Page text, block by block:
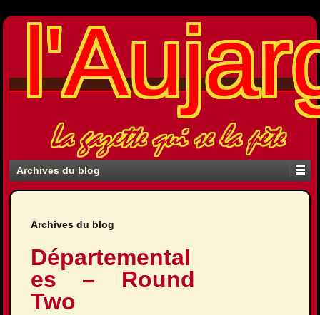
La gazette qui se la pète
Archives du blog
Archives du blog
Départemental
es – Round
Two